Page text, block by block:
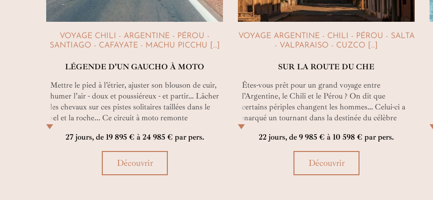
VOYAGE CHILI - ARGENTINE - PÉROU -
SANTIAGO - CAFAYATE - MACHU PICCHU […]
LÉGENDE D'UN GAUCHO À MOTO
Mettre le pied à l’étrier, ajuster son blouson de cuir,
humer l’air - doux et poussiéreux - et partir… Lâcher
les chevaux sur ces pistes solitaires taillées dans le
sel et la roche... Ce circuit à moto remonte
l’Amérique du Sud, gravant plus profondément
chaque jour sa légende dans votre cœur de biker !
27 jours, de 19 895 € à 24 985 € par pers.
Découvrir
VOYAGE ARGENTINE - CHILI - PÉROU - SALTA
- VALPARAISO - CUZCO […]
SUR LA ROUTE DU CHE
Êtes-vous prêt pour un grand voyage entre
l’Argentine, le Chili et le Pérou ? On dit que
certains périples changent les hommes… Celui-ci a
marqué un tournant dans la destinée du célèbre
Che Guevara ! Et vous, que vous apporteront ces
sommets andins, ces déserts lunaires, ces villes
mythiques et ces berges de l’Amazonie ?
22 jours, de 9 985 € à 10 598 € par pers.
Découvrir